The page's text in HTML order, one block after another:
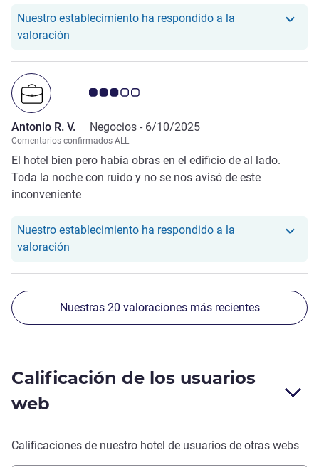
Nuestro establecimiento ha respondido a la
valoración
Nota de clientes de Avis 3.0/5
Antonio R. V. Negocios - 6/10/2025
Comentarios confirmados ALL
El hotel bien pero había obras en el edificio de al lado.
Toda la noche con ruido y no se nos avisó de este
inconveniente
Nuestro establecimiento ha respondido a la
valoración
Nuestras 20 valoraciones más recientes
Calificación de los usuarios
web
Calificaciones de nuestro hotel de usuarios de otras webs